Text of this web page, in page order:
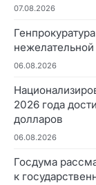
07.08.2026
06.08.2026
2026 года
долларов
06.08.2026
Госдума
к